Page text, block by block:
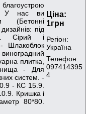
У нас ви
(Бетонні
під
Сірий і
Шлакоблок
плитка,
- Для
систем. -
- КС 15.9.
Кришка і
80*80.
Ціна:
1грн
Регіон:
Україна
Телефон:
097414395
4